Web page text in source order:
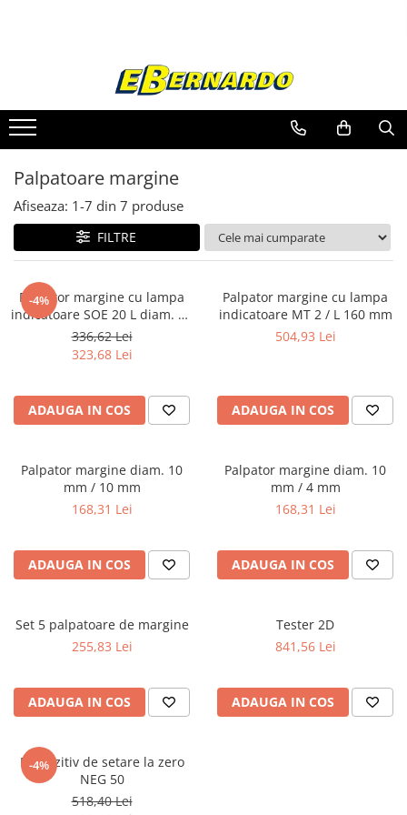
Prelucrare metal
Fierastraie pentru metal
Ferastraie mobile pentru metal
Fierastraie prelucrare metal
Ferastraie orizontale pentru metal
Ferastraie circulare pentru metal
Dispozitive de sudare pentru panze
panglica
Ferastraie automate cu banda si
doua coloane
Ferastraie metal cu banda si taiere
dubla semiautomate
Ferastraie verticale
Strunguri CNC
Strunguri cu cutie de viteze
Strunguri cu surub de ghidare
Strunguri metal cu freza
Strunguri universale
digital
Strunguri universale cu viteza
Masini de gaurit
Masini de gaurit - Vario - cu masa
Masini de gaurit cu angrenaj, masa
si coloana
Masini de gaurit cu coloana
Palpatoare margine
Afiseaza: 1-7 din 7 produse
FILTRE
-4%
Palpator margine cu lampa
indicatoare SOE 20 L diam. 20
mm / L 158 mm
336,62 Lei
323,68 Lei
ADAUGA IN COS
Palpator margine cu lampa
indicatoare MT 2 / L 160 mm
504,93 Lei
ADAUGA IN COS
Palpator margine diam. 10
mm / 10 mm
168,31 Lei
ADAUGA IN COS
Palpator margine diam. 10
mm / 4 mm
168,31 Lei
ADAUGA IN COS
Set 5 palpatoare de margine
255,83 Lei
ADAUGA IN COS
Tester 2D
841,56 Lei
ADAUGA IN COS
-4%
Dispozitiv de setare la zero
NEG 50
518,40 Lei